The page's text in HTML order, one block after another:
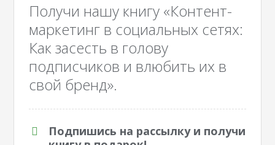
Получи нашу книгу «Контент-
маркетинг в социальных сетях:
Как засесть в голову
подписчиков и влюбить их в
свой бренд».
Подпишись на рассылку и получи